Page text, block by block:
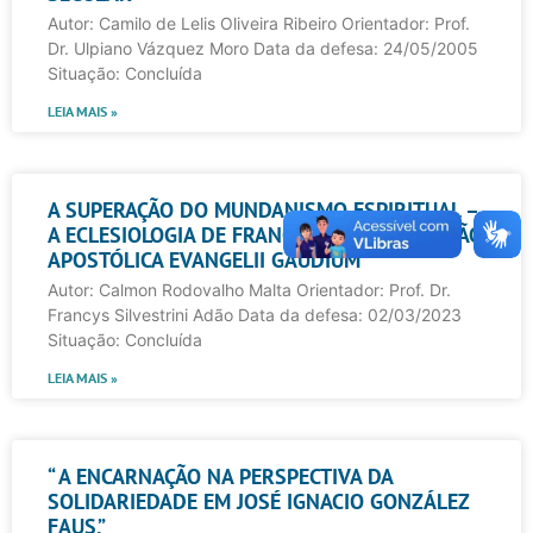
Autor: Camilo de Lelis Oliveira Ribeiro Orientador: Prof.
Dr. Ulpiano Vázquez Moro Data da defesa: 24/05/2005
Situação: Concluída
LEIA MAIS »
A SUPERAÇÃO DO MUNDANISMO ESPIRITUAL –
A ECLESIOLOGIA DE FRANCISCO NA EXORTAÇÃO
APOSTÓLICA EVANGELII GAUDIUM
Autor: Calmon Rodovalho Malta Orientador: Prof. Dr.
Francys Silvestrini Adão Data da defesa: 02/03/2023
Situação: Concluída
LEIA MAIS »
“ A ENCARNAÇÃO NA PERSPECTIVA DA
SOLIDARIEDADE EM JOSÉ IGNACIO GONZÁLEZ
FAUS.”